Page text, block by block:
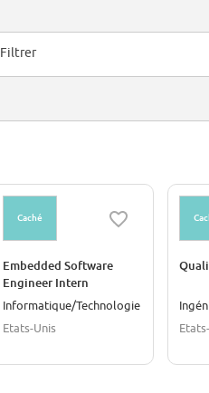
Filtrer
Caché
Embedded Software
Engineer Intern
Informatique/Technologie
Etats-Unis